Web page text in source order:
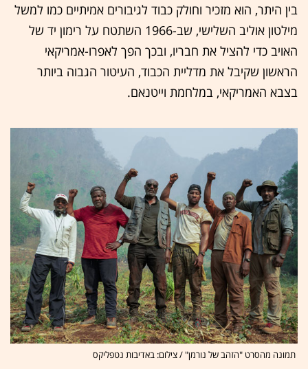
בין היתר, הוא מזכיר וחולק כבוד לגיבורים אמיתיים כמו למשל
מילטון אוליב השלישי, שב-1966 השתטח על רימון יד של
האויב כדי להציל את חבריו, ובכך הפך לאפרו-אמריקאי
הראשון שקיבל את מדליית הכבוד, העיטור הגבוה ביותר
בצבא האמריקאי, במלחמת וייטנאם.
תמונה מהסרט "הזהב של נורמן" / צילום: באדיבות נטפליקס